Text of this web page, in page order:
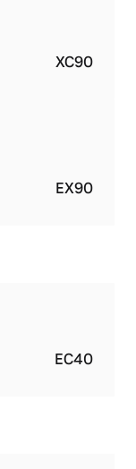
XC90
EX90
EC40